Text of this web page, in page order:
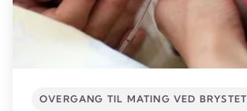
OVERGANG TIL MATING VED BRYSTET